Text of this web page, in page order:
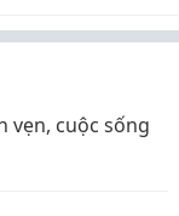
vẹn, cuộc sống